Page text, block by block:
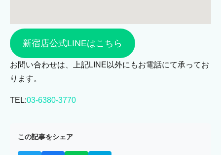
新宿店公式LINEはこちら
お問い合わせは、上記LINE以外にもお電話にて承ってお
ります。
TEL:03-6380-3770
この記事をシェア